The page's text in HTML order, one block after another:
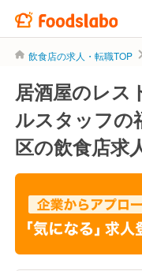
飲食店の求人・転職TOP
居酒屋のレス
ルスタッフの
区の飲食店求